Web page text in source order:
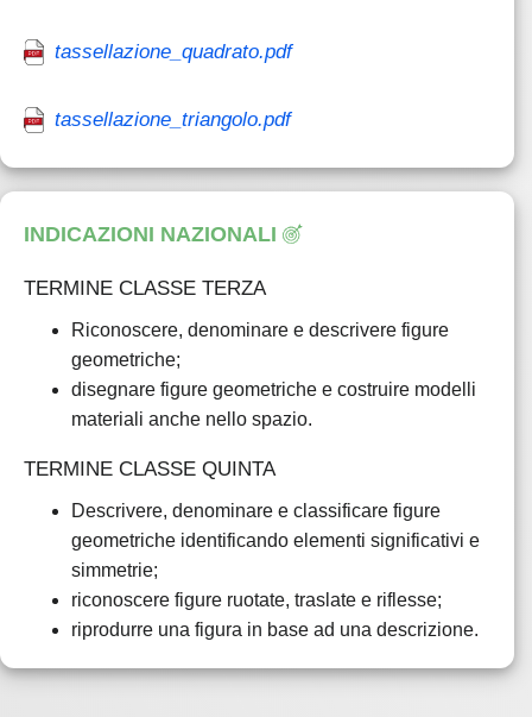
tassellazione_triangolo.pdf,
sulle tassellazioni. Si trova inoltre il file
tassellazione_da_colorare.pdf
da colorare.
QUELLA GRAFICA
Con modalità simile a quanto già sperimentato in
LIBERO CON NUMERI, si detta agli studenti una
configurazione - nel senso che vengono date a
parole istruzioni sulle rette da tracciare - per
Una possibile configurazione da proporre è riportata
tassellazione_quadrato.pdf
tassellazione_triangolo.pdf
INDICAZIONI NAZIONALI
TERMINE CLASSE TERZA
Riconoscere, denominare e descrivere figure
geometriche;
disegnare figure geometriche e costruire modelli
materiali anche nello spazio.
TERMINE CLASSE QUINTA
Descrivere, denominare e classificare figure
geometriche identificando elementi significativi e
simmetrie;
riconoscere figure ruotate, traslate e riflesse;
riprodurre una figura in base ad una descrizione.